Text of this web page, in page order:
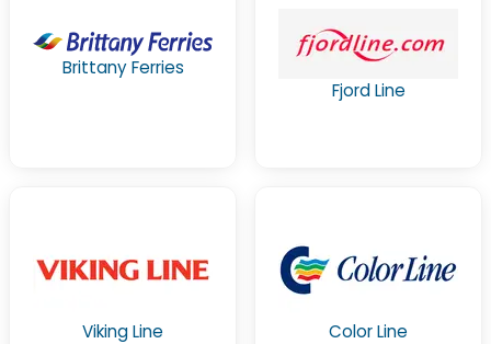
Brittany Ferries
Fjord Line
Viking Line Color Line